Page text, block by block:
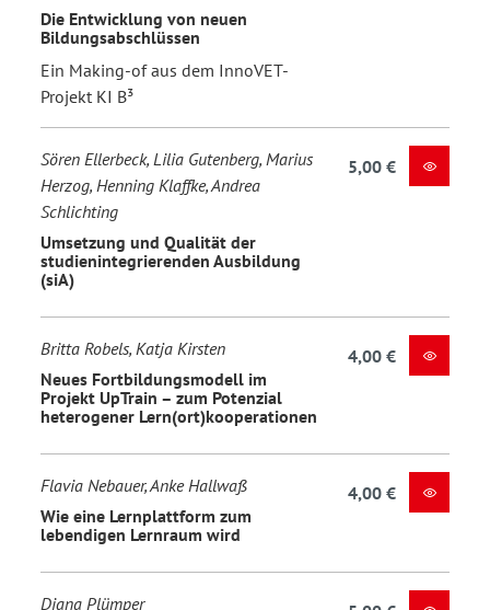
Die Entwicklung von neuen
Bildungsabschlüssen
Ein Making-of aus dem InnoVET-
Projekt KI B³
Sören Ellerbeck, Lilia Gutenberg, Marius
Herzog, Henning Klaffke, Andrea
Schlichting
Umsetzung und Qualität der
studienintegrierenden Ausbildung
(siA)
5,00 €
Britta Robels, Katja Kirsten
Neues Fortbildungsmodell im
Projekt UpTrain – zum Potenzial
heterogener Lern(ort)kooperationen
4,00 €
Flavia Nebauer, Anke Hallwaß
Wie eine Lernplattform zum
lebendigen Lernraum wird
4,00 €
Diana Plümper